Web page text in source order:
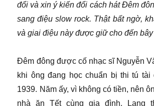
đổi và xin ý kiến đổi cách hát Đêm
sang điệu slow rock. Thật bất ngờ,
và giai điệu này được giữ cho đến
Đêm đông được cố nhạc sĩ Nguyễn
khi ông đang học chuẩn bị thi tú
1939. Năm ấy, vì không có tiền, nên
nhà ăn Tết cùng gia đình. Lang